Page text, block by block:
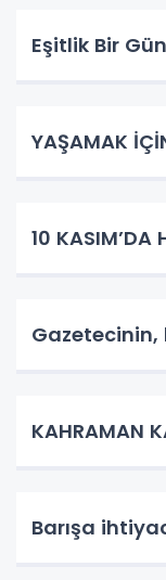
Eşitlik Bir
YAŞAMAK
10 KASIM’DA
Gazetecinin,
Barışa